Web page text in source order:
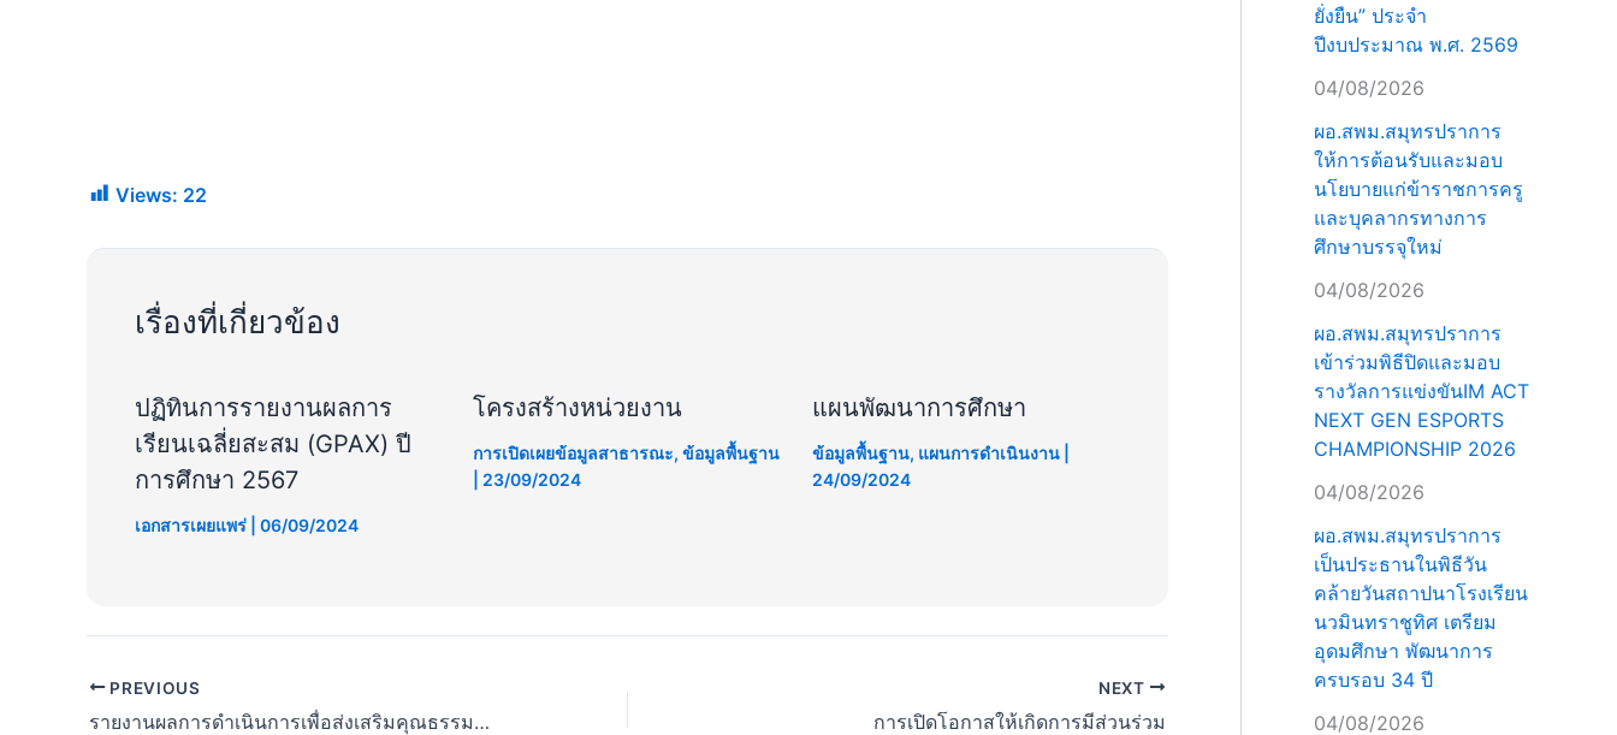
Views: 22
เรื่องที่เกี่ยวข้อง
ปฏิทินการรายงานผลการ
เรียนเฉลี่ยสะสม (GPAX) ปี
การศึกษา 2567
เอกสารเผยแพร่ 06/09/2024
โครงสร้างหน่วยงาน
การเปิดเผยข้อมูลสาธารณะ,ข้อมูลพื้นฐาน
23/09/2024
แผนพัฒนาการศึกษา
ข้อมูลพื้นฐาน, แผนการดำเนินงาน|
24/09/2024
PREVIOUS
รายงานผลการดำเนินการเพื่อส่งเสริมคุณธรรมและคุณธรรมและความโปร่งใสภายในสำนักงานเขตพื้นที่การศึกษา ประจำปีงบประมาณ พ.ศ. 2567
NEXT
การเปิดโอกาสให้เกิดการมีส่วนร่วม
ยั่งยืน” ประจำ
ปีงบประมาณ พ.ศ. 2569
04/08/2026
ผอ.สพม.สมุทรปราการ
ให้การต้อนรับและมอบ
นโยบายแก่ข้าราชการครู
และบุคลากรทางการ
ศึกษาบรรจุใหม่
04/08/2026
ผอ.สพม.สมุทรปราการ
เข้าร่วมพิธีปิดและมอบ
รางวัลการแข่งขันIM ACT
NEXT GEN ESPORTS
CHAMPIONSHIP 2026
04/08/2026
ผอ.สพม.สมุทรปราการ
เป็นประธานในพิธีวัน
คล้ายวันสถาปนาโรงเรียน
นวมินทราชูทิศ เตรียม
อุดมศึกษา พัฒนาการ
ครบรอบ 34 ปี
04/08/2026